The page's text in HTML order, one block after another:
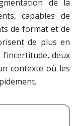
de la
capables de
de format et de
de plus en
deux
contexte où les